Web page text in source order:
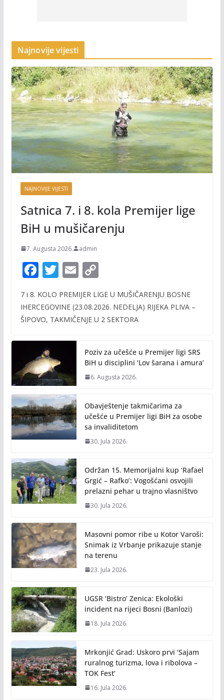
Najnovije vijesti
NAJNOVIJE VIJESTI
Satnica 7. i 8. kola Premijer lige
BiH u mušičarenju
7. Augusta 2026. admin
F
e
b
o
k
T
itt
er
E
ai
l
C
p
y
n
k
7 i 8. KOLO PREMIJER LIGE U MUŠIČARENJU BOSNE
IHERCEGOVINE (23.08.2026. NEDELJA) RIJEKA PLIVA –
ŠIPOVO, TAKMIČENJE U 2 SEKTORA
Poziv za učešće u Premijer ligi SRS
BiH u disciplini ‘Lov šarana i amura’
6. Augusta 2026.
Obavještenje takmičarima za
učešće u Premijer ligi BiH za osobe
sa invaliditetom
30. Jula 2026.
Održan 15. Memorijalni kup ‘Rafael
Grgić – Rafko’: Vogošćani osvojili
prelazni pehar u trajno vlasništvo
30. Jula 2026.
Masovni pomor ribe u Kotor Varoši:
Snimak iz Vrbanje prikazuje stanje
na terenu
23. Jula 2026.
UGSR ‘Bistro’ Zenica: Ekološki
incident na rijeci Bosni (Banlozi)
18. Jula 2026.
Mrkonjić Grad: Uskoro prvi ‘Sajam
ruralnog turizma, lova i ribolova –
TOK Fest’
16. Jula 2026.